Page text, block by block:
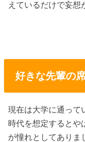
えているだけで妄想
好きな先輩の
現在は大学に通って
時代を想定するとや
が憧れとしてありま